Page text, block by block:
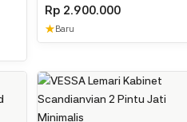
Rp2.900.000
★Baru